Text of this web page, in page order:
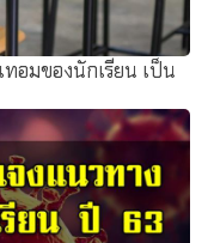
อมของนักเรียน เป็น